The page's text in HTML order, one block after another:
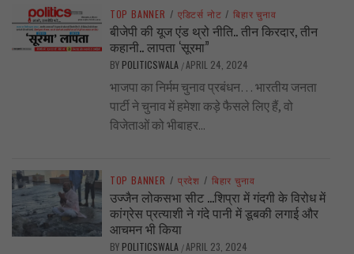
TOP BANNER / एडिटर्स नोट / बिहार चुनाव
बीजेपी की यूज एंड थ्रो नीति.. तीन किरदार, तीन
कहानी.. लापता ‘सूरमा”
BY POLITICSWALA /APRIL 24, 2024
भाजपा का निर्मम चुनाव प्रबंधन… भारतीय जनता
पार्टी ने चुनाव में हमेशा कड़े फैसले लिए हैं, वो
विजेताओं को भीबाहर...
TOP BANNER / प्रदेश / बिहार चुनाव
उज्जैन लोकसभा सीट …शिप्रा में गंदगी के विरोध में
कांग्रेस प्रत्याशी ने गंदे पानी में डूबकी लगाई और
आचमन भी किया
BY POLITICSWALA /APRIL 23, 2024